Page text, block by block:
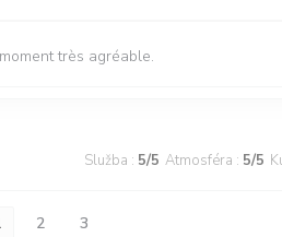
très agréable.
Služba : 5/5 Atmosféra : 5/5
2 3